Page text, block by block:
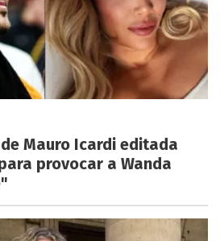
Mauro Icardi editada
provocar a Wanda